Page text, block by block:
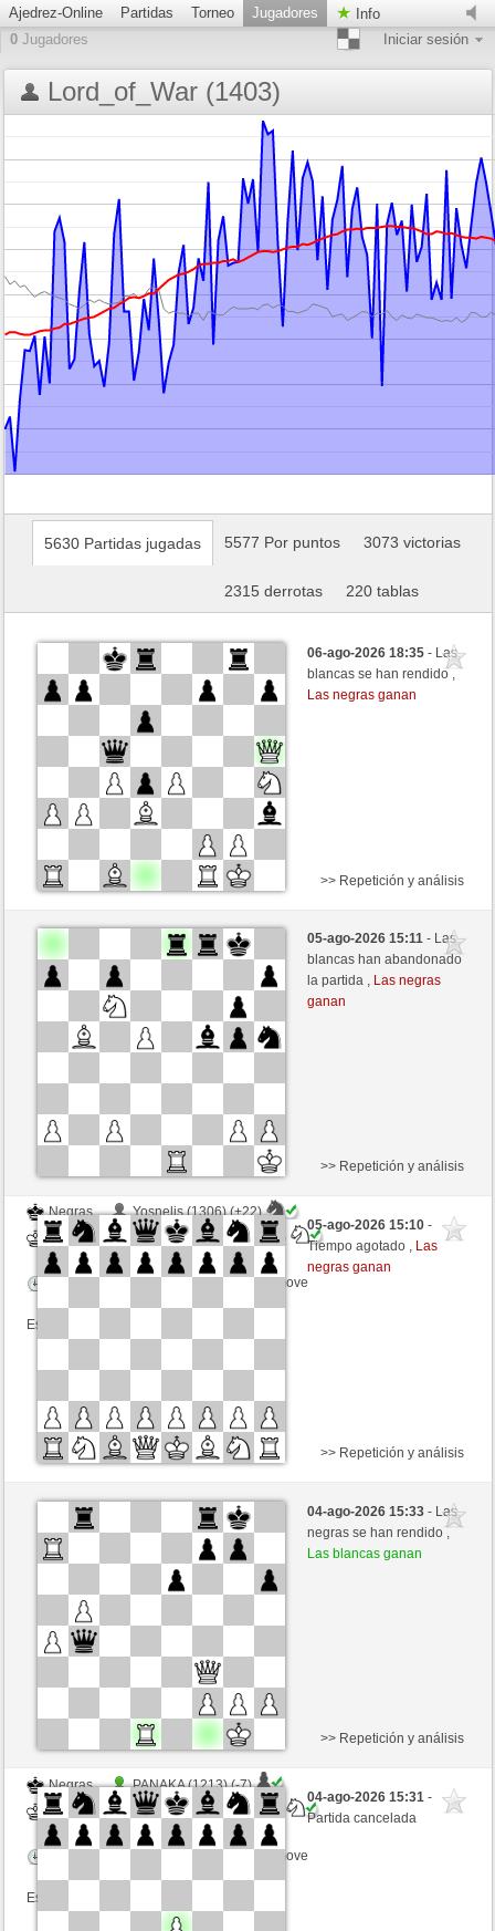
Ajedrez-Online Partidas Torneo Jugadores
Info
0 Jugadores Iniciar sesión
Lord_of_War (1403)
5630 Partidas jugadas 5577 Por puntos 3073 victorias
2315 derrotas 220 tablas
06-ago-2026 18:35- Las
blancas se han rendido ,
Las negras ganan
Negras
Metabaron84_ (1477) (+13)
Blancas
Lord_of_War (1416) (-13)
Tiempo: 30 minutes/side + 8 seconds/move
Esta partida es por puntos
>> Repetición y análisis
05-ago-2026 15:11- Las
blancas han abandonado
la partida , Las negras
ganan
Negras
Yosnelis (1306) (+22)
Blancas
Lord_of_War (1438) (-22)
Tiempo: 30 minutes/side + 8 seconds/move
Esta partida es por puntos
>> Repetición y análisis
05-ago-2026 15:10-
Tiempo agotado , Las
negras ganan
Negras
Anonymous
Blancas
Lord_of_War (1438)
Tiempo: 3 minutes/side + 0 seconds/move
>> Repetición y análisis
04-ago-2026 15:33- Las
negras se han rendido ,
Las blancas ganan
Negras
PANAKA (1213) (-7)
Blancas
Lord_of_War (1431) (+7)
Tiempo: 30 minutes/side + 8 seconds/move
Esta partida es por puntos
>> Repetición y análisis
04-ago-2026 15:31-
Partida cancelada